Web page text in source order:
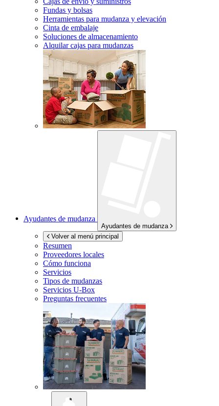
Fundas y bolsas
Herramientas para mudanza y elevación
Cinta de embalaje
Soluciones de almacenamiento
Alquilar cajas para mudanzas
Ayudantes de mudanza
Ayudantes de mudanza
Volver al menú principal
Resumen
Proveedores locales
Cómo funciona
Servicios
Tipos de mudanzas
Servicios U-Box
Preguntas frecuentes